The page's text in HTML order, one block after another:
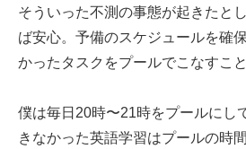
そういった不測の事態が起きたと
ば安心。予備のスケジュールを確
かったタスクをプールでこなすこ
僕は毎日20時〜21時をプールにし
きなかった英語学習はプールの時